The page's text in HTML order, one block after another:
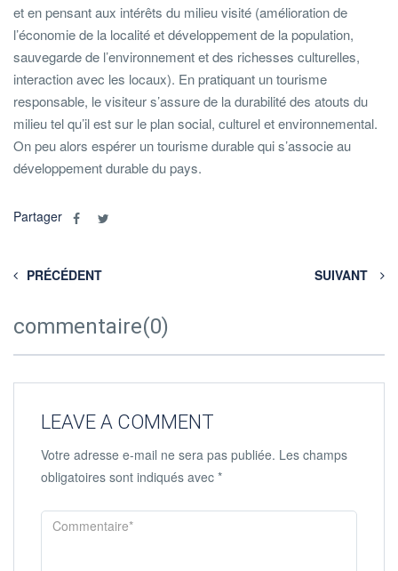
et en pensant aux intérêts du milieu visité (amélioration de
l’économie de la localité et développement de la population,
sauvegarde de l’environnement et des richesses culturelles,
interaction avec les locaux). En pratiquant un tourisme
responsable, le visiteur s’assure de la durabilité des atouts du
milieu tel qu’il est sur le plan social, culturel et environnemental.
On peu alors espérer un tourisme durable qui s’associe au
développement durable du pays.
Partager
PRÉCÉDENT SUIVANT
commentaire(0)
LEAVE A COMMENT
Votre adresse e-mail ne sera pas publiée. Les champs
obligatoires sont indiqués avec *